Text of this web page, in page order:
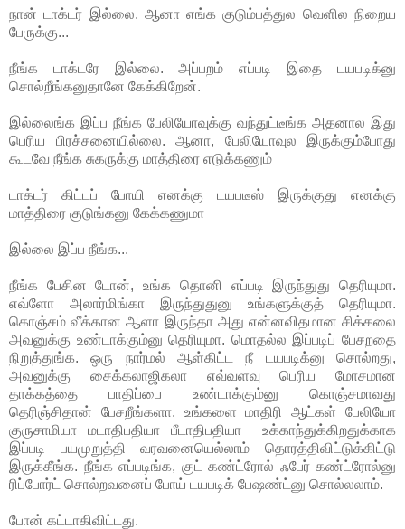
நான் டாக்டர் இல்லை. ஆனா எங்க குடும்பத்துல வெளில நிறைய
பேருக்கு...
நீங்க டாக்டரே இல்லை. அப்பறம் எப்படி இதை டயபடிக்னு
சொல்றீங்கனுதானே கேக்கிறேன்.
இல்லைங்க இப்ப நீங்க பேலியோவுக்கு வந்துட்டீங்க அதனால இது
பெரிய பிரச்சனையில்லை. ஆனா, பேலியோவுல இருக்கும்போது
கூடவே நீங்க சுகருக்கு மாத்திரை எடுக்கணும்
டாக்டர் கிட்டப் போயி எனக்கு டயபடீஸ் இருக்குது எனக்கு
மாத்திரை குடுங்கனு கேக்கணுமா
இல்லை இப்ப நீங்க...
நீங்க பேசின டோன், உங்க தொனி எப்படி இருந்துது தெரியுமா.
எவ்ளோ அலார்மிங்கா இருந்துதுனு உங்களுக்குத் தெரியுமா.
கொஞ்சம் வீக்கான ஆளா இருந்தா அது என்னவிதமான சிக்கலை
அவனுக்கு உண்டாக்கும்னு தெரியுமா. மொதல்ல இப்படிப் பேசறதை
நிறுத்துங்க. ஒரு நார்மல் ஆள்கிட்ட நீ டயபடிக்னு சொல்றது,
அவனுக்கு சைக்கலாஜிகலா எவ்வளவு பெரிய மோசமான
தாக்கத்தை பாதிப்பை உண்டாக்கும்னு கொஞ்சமாவது
தெரிஞ்சிதான் பேசறீங்களா. உங்களை மாதிரி ஆட்கள் பேலியோ
குருசாமியா மடாதிபதியா பீடாதிபதியா உக்காந்துக்கிறதுக்காக
இப்படி பயமுறுத்தி வரவனையெல்லாம் தொரத்திவிட்டுக்கிட்டு
இருக்கீங்க. நீங்க எப்படிங்க, குட் கண்ட்ரோல் ஃபேர் கண்ட்ரோல்னு
ரிப்போர்ட் சொல்றவனைப் போய் டயபடிக் பேஷண்ட்னு சொல்லலாம்.
போன் கட்டாகிவிட்டது.